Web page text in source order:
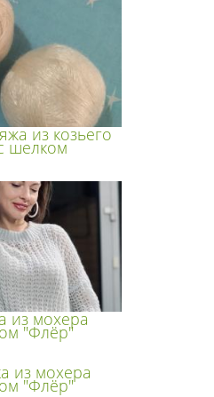
из козьего
шелком
из мохера
"Флёр"
из мохера
"Флёр"